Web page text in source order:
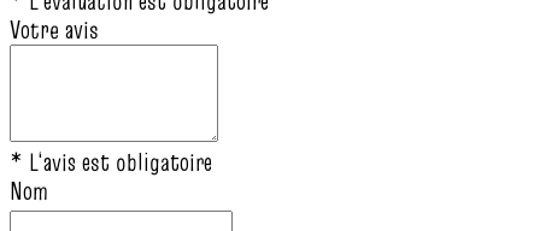
Votre avis
* L‘avis est obligatoire
Nom